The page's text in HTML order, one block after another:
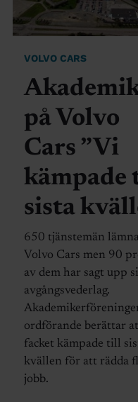
VOLVO CARS
på Volvo
Cars ”Vi
kämpade
sista
650 tjänstemän
Volvo Cars men 90
av dem har sagt upp
avgångsvederlag.
ordförande berättar
facket kämpade till
kvällen för att rädda
jobb.